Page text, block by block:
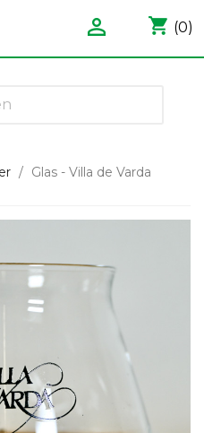
shopping_cart (0)

Glas - Villa de Varda